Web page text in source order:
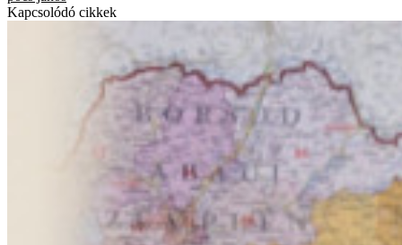
Kapcsolódó cikkek